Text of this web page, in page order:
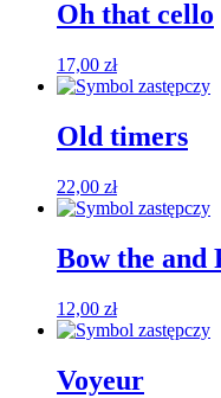
Oh that cello
17,00 zł
Old timers
22,00 zł
Bow the and
12,00 zł
Voyeur